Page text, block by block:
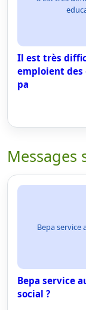
Il est très
emploient des
pa
Messages
Bepa service
Bepa service
social ?